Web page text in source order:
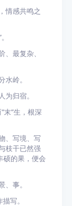
情感共鸣之
、最复杂、
水岭。
为归宿。
末”生，根深
、写境、写
枝干已然强
硕的果，便会
、事。
写。